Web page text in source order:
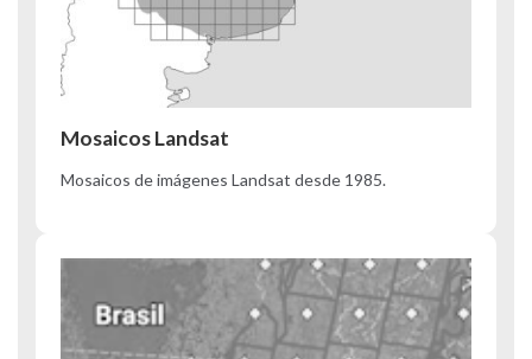
Mosaicos Landsat
Mosaicos de imágenes Landsat desde 1985.